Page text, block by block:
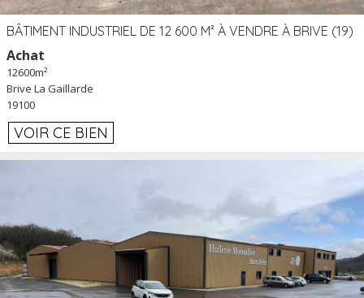
BÂTIMENT INDUSTRIEL DE 12 600 M² À VENDRE À BRIVE (19)
Achat
12600m²
Brive La Gaillarde
19100
VOIR CE BIEN